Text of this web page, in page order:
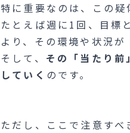
特に重要なのは、この疑
たとえば週に1回、目標
より、その環境や状況が
そして、 その「当たり
していく のです。
ただし、ここで注意す